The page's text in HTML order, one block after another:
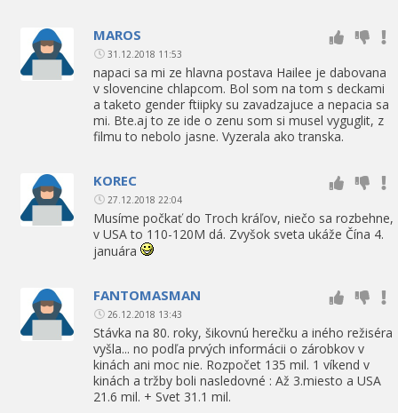
MAROS
31.12.2018 11:53
napaci sa mi ze hlavna postava Hailee je dabovana
v slovencine chlapcom. Bol som na tom s deckami
a taketo gender ftiipky su zavadzajuce a nepacia sa
mi. Bte.aj to ze ide o zenu som si musel vyguglit, z
filmu to nebolo jasne. Vyzerala ako transka.
KOREC
27.12.2018 22:04
Musíme počkať do Troch kráľov, niečo sa rozbehne,
v USA to 110-120M dá. Zvyšok sveta ukáže Čína 4.
januára
FANTOMASMAN
26.12.2018 13:43
Stávka na 80. roky, šikovnú herečku a iného režiséra
vyšla... no podľa prvých informácii o zárobkov v
kinách ani moc nie. Rozpočet 135 mil. 1 víkend v
kinách a tržby boli nasledovné : Až 3.miesto a USA
21.6 mil. + Svet 31.1 mil.